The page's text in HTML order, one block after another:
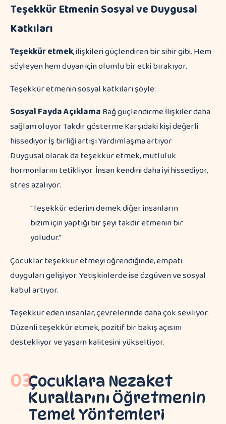
Teşekkür Etmenin Sosyal ve Duygusal
Katkıları
Teşekkür etmek, ilişkileri güçlendiren bir sihir gibi. Hem
söyleyen hem duyan için olumlu bir etki bırakıyor.
Teşekkür etmenin sosyal katkıları şöyle:
Sosyal FaydaAçıklamaBağ güçlendirme İlişkiler daha
sağlam oluyor Takdir gösterme Karşıdaki kişi değerli
hissediyor İş birliği artışı Yardımlaşma artıyor
Duygusal olarak da teşekkür etmek, mutluluk
hormonlarını tetikliyor. İnsan kendini daha iyi hissediyor,
stres azalıyor.
"Teşekkür ederim demek diğer insanların
bizim için yaptığı bir şeyi takdir etmenin bir
yoludur."
Çocuklar teşekkür etmeyi öğrendiğinde, empati
duyguları gelişiyor. Yetişkinlerde ise özgüven ve sosyal
kabul artıyor.
Teşekkür eden insanlar, çevrelerinde daha çok seviliyor.
Düzenli teşekkür etmek, pozitif bir bakış açısını
destekliyor ve yaşam kalitesini yükseltiyor.
03Çocuklara Nezaket
Kurallarını Öğretmenin
Temel Yöntemleri